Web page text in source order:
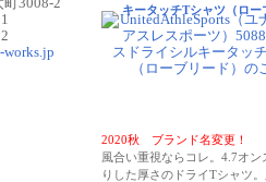
キータッチTシャツ（ロー
2020秋 ブランド名変更！
風合い重視ならコレ。4.7オン
りした厚さのドライTシャツ